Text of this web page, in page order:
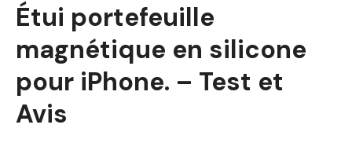
Étui portefeuille
magnétique en silicone
pour iPhone. – Test et
Avis